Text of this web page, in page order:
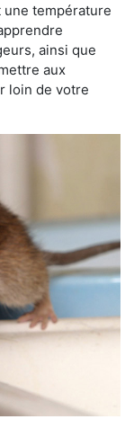
température
ainsi que
aux
loin de votre